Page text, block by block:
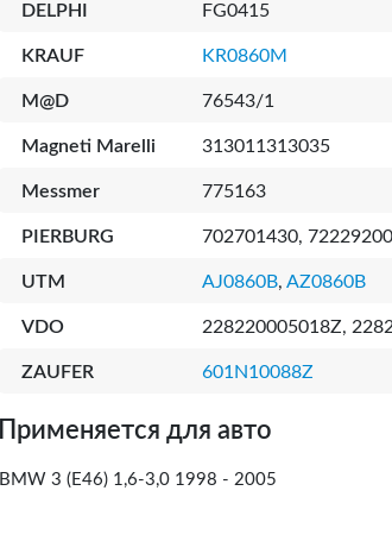
DELPHI FG0415
KRAUF KR0860M
M@D 76543/1
Magneti Marelli 313011313035
Messmer 775163
PIERBURG 702701430,
UTM AJ0860B, AZ0860B
VDO 228220005018Z,
ZAUFER 601N10088Z
Применяется для авто
BMW 3 (E46) 1,6-3,0 1998 - 2005